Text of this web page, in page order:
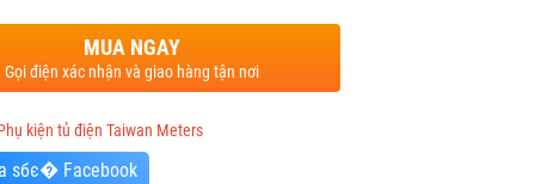
MUA NGAY
Gọi điện xác nhận và giao hàng tận nơi
kiện tủ điện Taiwan Meters
sбє� Facebook